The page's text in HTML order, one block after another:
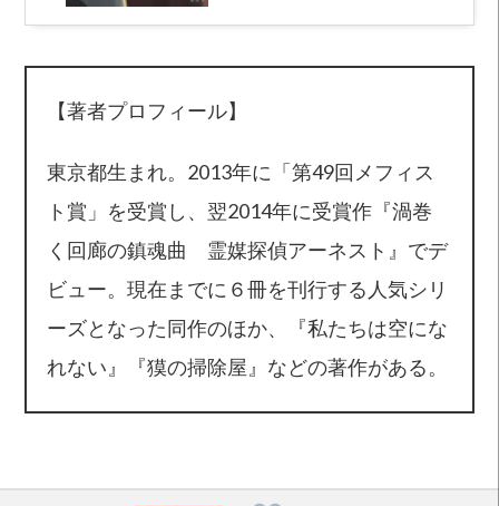
【著者プロフィール】
東京都生まれ。2013年に「第49回メフィス
ト賞」を受賞し、翌2014年に受賞作『渦巻
く回廊の鎮魂曲 霊媒探偵アーネスト』でデ
ビュー。現在までに６冊を刊行する人気シリ
ーズとなった同作のほか、『私たちは空にな
れない』『獏の掃除屋』などの著作がある。